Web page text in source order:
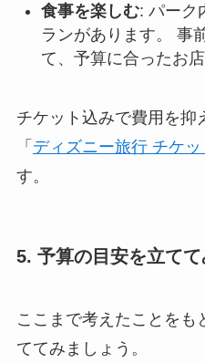
食事を楽しむ: パーク
ランがあります。 事
て、予算に合ったお
チケット込みで費用を抑
「 ディズニー旅行 チケッ
す。
5. 予算の目安を立て
ここまで考えたことをも
ててみましょう。